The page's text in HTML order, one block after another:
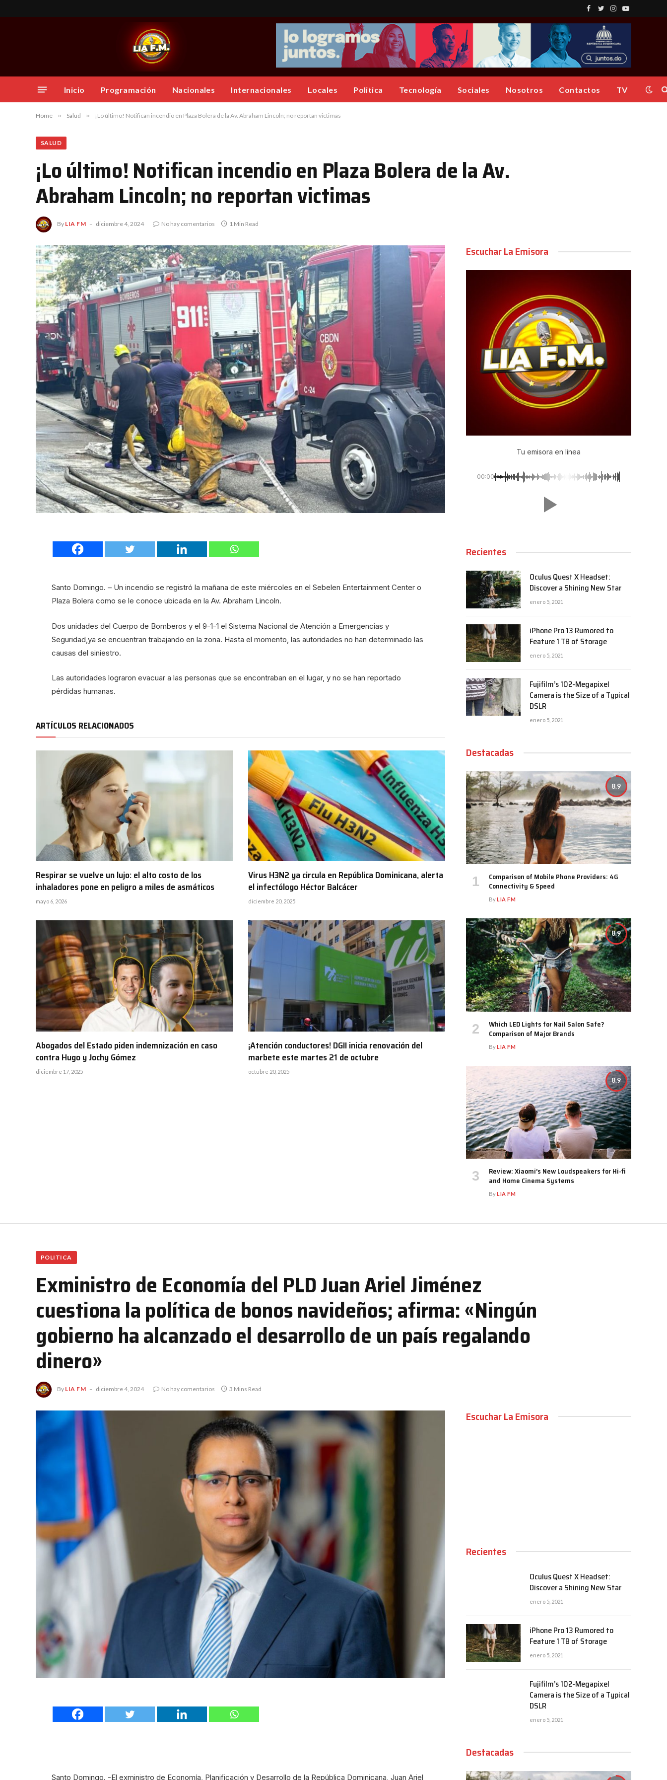
Facebook
TwitterInstagram
YouTube
Inicio Programación Nacionales Internacionales Locales Politica Tecnología Sociales Nosotros Contactos TV
Home » Salud » ¡Lo último! Notifican incendio en Plaza Bolera de la Av. Abraham Lincoln; no reportan victimas
SALUD
¡Lo último! Notifican incendio en Plaza Bolera de la Av.
Abraham Lincoln; no reportan victimas
By LIA FM diciembre 4, 2024 No hay comentarios 1 Min Read
Santo Domingo. – Un incendio se registró la mañana de este miércoles en el Sebelen Entertainment Center o
Plaza Bolera como se le conoce ubicada en la Av. Abraham Lincoln.
Dos unidades del Cuerpo de Bomberos y el 9-1-1 el Sistema Nacional de Atención a Emergencias y
Seguridad,ya se encuentran trabajando en la zona. Hasta el momento, las autoridades no han determinado las
causas del siniestro.
Las autoridades lograron evacuar a las personas que se encontraban en el lugar, y no se han reportado
pérdidas humanas.
ARTÍCULOS RELACIONADOS
Respirar se vuelve un lujo: el alto costo de los
inhaladores pone en peligro a miles de asmáticos
mayo 6, 2026
Virus H3N2 ya circula en República Dominicana, alerta
el infectólogo Héctor Balcácer
diciembre 20, 2025
Abogados del Estado piden indemnización en caso
contra Hugo y Jochy Gómez
diciembre 17, 2025
¡Atención conductores! DGII inicia renovación del
marbete este martes 21 de octubre
octubre 20, 2025
Escuchar La Emisora
Tu emisora en linea
00:00
Recientes
Oculus Quest X Headset:
Discover a Shining New Star
enero 5, 2021
iPhone Pro 13 Rumored to
Feature 1 TB of Storage
enero 5, 2021
Fujifilm’s 102-Megapixel
Camera is the Size of a Typical
DSLR
enero 5, 2021
Destacadas
8.9
Comparison of Mobile Phone Providers: 4G
Connectivity & Speed
ByLIA FM
8.9
Which LED Lights for Nail Salon Safe?
Comparison of Major Brands
ByLIA FM
8.9
Review: Xiaomi’s New Loudspeakers for Hi-fi
and Home Cinema Systems
ByLIA FM
POLITICA
Exministro de Economía del PLD Juan Ariel Jiménez
cuestiona la política de bonos navideños; afirma: «Ningún
gobierno ha alcanzado el desarrollo de un país regalando
dinero»
By LIA FM diciembre 4, 2024 No hay comentarios 3 Mins Read
Santo Domingo. -El exministro de Economía, Planificación y Desarrollo de la República Dominicana, Juan Ariel
Escuchar La Emisora
Recientes
Oculus Quest X Headset:
Discover a Shining New Star
enero 5, 2021
iPhone Pro 13 Rumored to
Feature 1 TB of Storage
enero 5, 2021
Fujifilm’s 102-Megapixel
Camera is the Size of a Typical
DSLR
enero 5, 2021
Destacadas